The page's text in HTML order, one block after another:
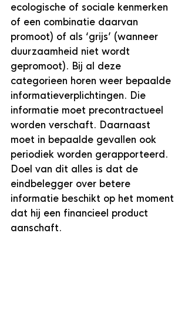
ecologische of sociale kenmerken
of een combinatie daarvan
promoot) of als ‘grijs’ (wanneer
duurzaamheid niet wordt
gepromoot). Bij al deze
categorieen horen weer bepaalde
informatieverplichtingen. Die
informatie moet precontractueel
worden verschaft. Daarnaast
moet in bepaalde gevallen ook
periodiek worden gerapporteerd.
Doel van dit alles is dat de
eindbelegger over betere
informatie beschikt op het moment
dat hij een financieel product
aanschaft.